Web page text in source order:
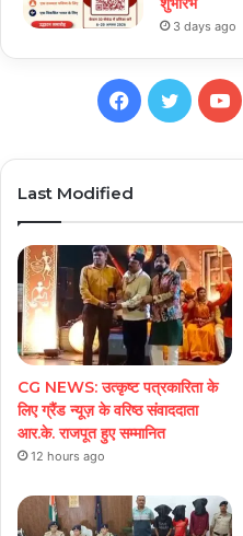
3 days ago
Facebook
Twitter
Last Modified
CG NEWS: उत्कृष्ट पत्रकारिता के
लिए ग्रैंड न्यूज़ के वरिष्ठ संवाददाता
आर.के. राजपूत हुए सम्मानित
12 hours ago